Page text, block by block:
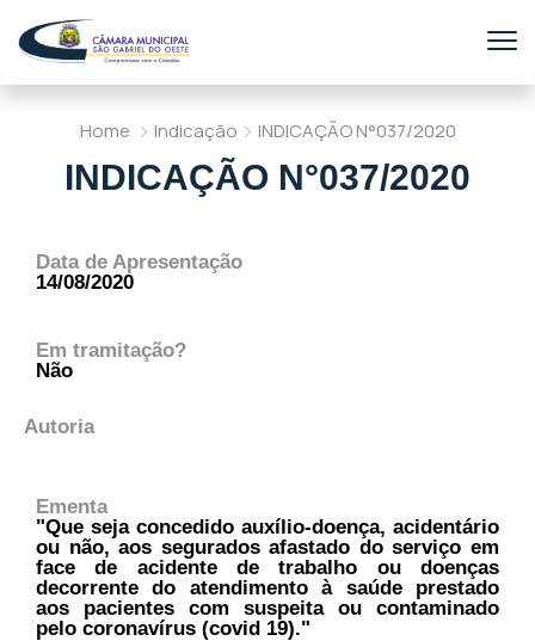
Home Indicação INDICAÇÃO N°037/2020
INDICAÇÃO N°037/2020
Data de Apresentação
14/08/2020
Em tramitação?
Não
Autoria
Ementa
"Que seja concedido auxílio-doença, acidentário
ou não, aos segurados afastado do serviço em
face de acidente de trabalho ou doenças
decorrente do atendimento à saúde prestado
aos pacientes com suspeita ou contaminado
pelo coronavírus (covid 19)."